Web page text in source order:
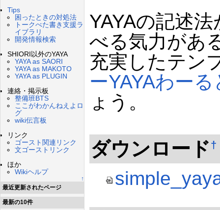
Tips
困ったときの対処法
トークべた書き支援ラ
イブラリ
開発情報検索
SHIORI以外のYAYA
YAYA as SAORI
YAYA as MAKOTO
YAYA as PLUGIN
連絡・掲示板
整備班BTS
ここがわかんねえよロ
グ
wiki伝言板
リンク
ゴースト関連リンク
文ゴーストリンク
ほか
Wikiヘルプ
↑
最近更新されたページ
最新の10件
YAYAの記述
べる気力があ
充実したテン
ーYAYAわー
ょう。
ダウンロード †